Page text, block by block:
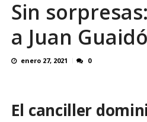
En 8 meses
Sin
a Juan
enero 27, 2021 0
El canciller